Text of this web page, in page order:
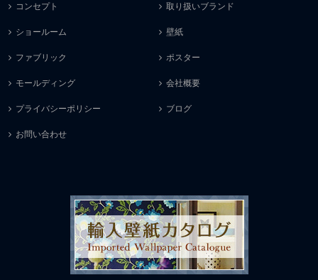
コンセプト 取り扱いブランド
ショールーム 壁紙
ファブリック ポスター
モールディング 会社概要
プライバシーポリシー ブログ
お問い合わせ